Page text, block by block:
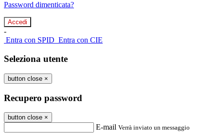
Password dimenticata?
-
Entra con SPID Entra con CIE
Seleziona utente
button close ×
Recupero password
button close ×
E-mail Verrà inviato un messaggio